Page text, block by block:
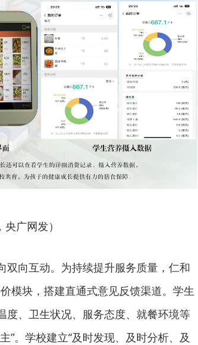
央广网发）
双向互动。为持续提升服务质量，仁和
模块，搭建直通式意见反馈渠道。学生
度、卫生状况、服务态度、就餐环境等
”。学校建立“及时发现、及时分析、及